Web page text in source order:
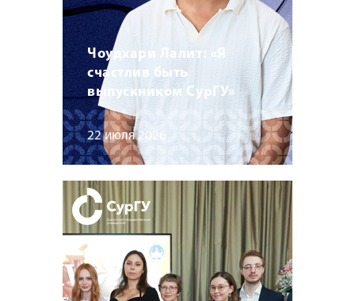
Чоудхари Лалит: «Я
счастлив быть
выпускником СурГУ»
22 июля 2026